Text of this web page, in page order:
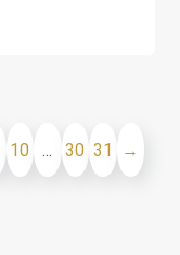
10 ... 30 31 →